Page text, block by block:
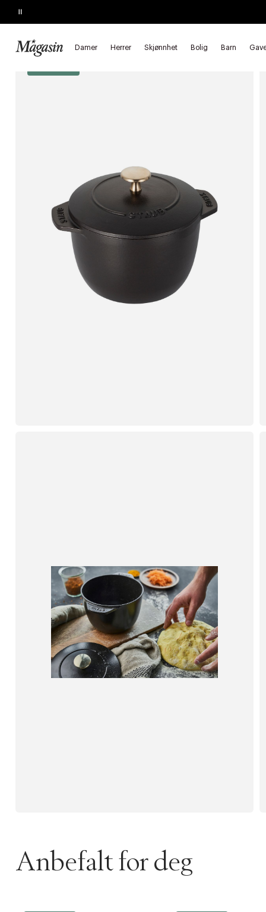
Pause
Damer Herrer Skjønnhet Bolig Barn
SLUTTER SNART
Forside
Anbefalt for deg